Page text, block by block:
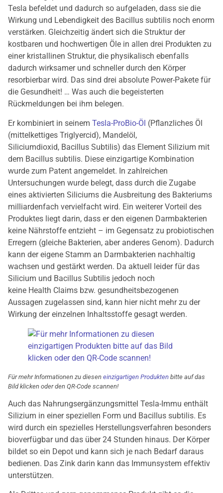
Tesla befeldet und dadurch so aufgeladen, dass sie die
Wirkung und Lebendigkeit des Bacillus subtilis noch enorm
verstärken. Gleichzeitig ändert sich die Struktur der
kostbaren und hochwertigen Öle in allen drei Produkten zu
einer kristallinen Struktur, die physikalisch ebenfalls
dadurch wirksamer und schneller durch den Körper
resorbierbar wird. Das sind drei absolute Power-Pakete für
die Gesundheit! … Was auch die begeisterten
Rückmeldungen bei ihm belegen.
Er kombiniert in seinem Tesla-ProBio-Öl (Pflanzliches Öl
(mittelkettiges Triglyercid), Mandelöl,
Siliciumdioxid, Bacillus Subtilis) das Element Silizium mit
dem Bacillus subtilis. Diese einzigartige Kombination
wurde zum Patent angemeldet. In zahlreichen
Untersuchungen wurde belegt, dass durch die Zugabe
eines aktivierten Siliciums die Ausbreitung des Bakteriums
milliardenfach vervielfacht wird. Ein weiterer Vorteil des
Produktes liegt darin, dass er den eigenen Darmbakterien
keine Nährstoffe entzieht – im Gegensatz zu probiotischen
Erregern (gleiche Bakterien, aber anderes Genom). Dadurch
kann der eigene Stamm an Darmbakterien nachhaltig
wachsen und gestärkt werden. Da aktuell leider für das
Silicium und Bacillus Subtilis jedoch noch
keine Health Claims bzw. gesundheitsbezogenen
Aussagen zugelassen sind, kann hier nicht mehr zu der
Wirkung der einzelnen Inhaltsstoffe gesagt werden.
Für mehr Informationen zu diesen einzigartigen Produkten bitte auf das
Bild klicken oder den QR-Code scannen!
Auch das Nahrungsergänzungsmittel Tesla-Immu enthält
Silizium in einer speziellen Form und Bacillus subtilis. Es
wird durch ein spezielles Herstellungsverfahren besonders
bioverfügbar und das über 24 Stunden hinaus. Der Körper
bildet so ein Depot und kann sich je nach Bedarf daraus
bedienen. Das Zink darin kann das Immunsystem effektiv
unterstützen.